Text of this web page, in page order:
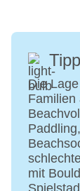
CoffeeTipp
Die
Familien
mit